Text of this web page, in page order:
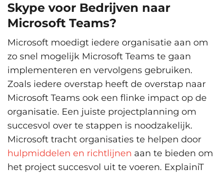
Skype voor Bedrijven naar
Microsoft Teams?
Microsoft moedigt iedere organisatie aan om
zo snel mogelijk Microsoft Teams te gaan
implementeren en vervolgens gebruiken.
Zoals iedere overstap heeft de overstap naar
Microsoft Teams ook een flinke impact op de
organisatie. Een juiste projectplanning om
succesvol over te stappen is noodzakelijk.
Microsoft tracht organisaties te helpen door
hulpmiddelen en richtlijnen aan te bieden om
het project succesvol uit te voeren. ExplainiT